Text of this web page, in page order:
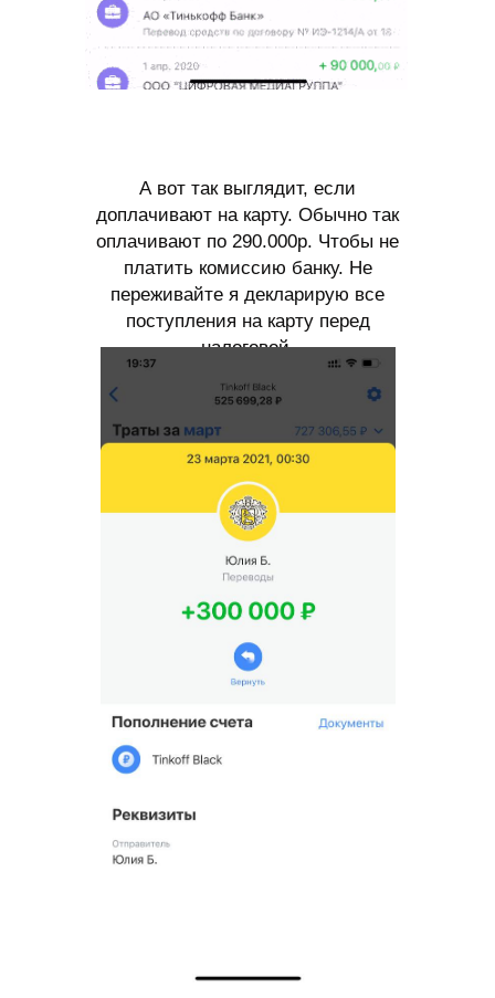
А вот так выглядит, если
доплачивают на карту. Обычно так
оплачивают по 290.000р. Чтобы не
платить комиссию банку. Не
переживайте я декларирую все
поступления на карту перед
налоговой.